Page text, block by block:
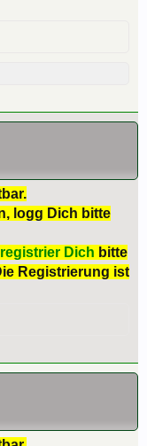
logg Dich bitte
registrier Dich bitte
Registrierung ist